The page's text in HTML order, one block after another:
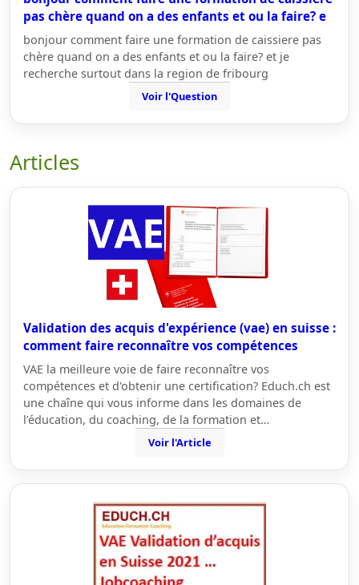
pas chère quand on a des enfants et ou la faire? e
bonjour comment faire une formation de caissiere pas
chère quand on a des enfants et ou la faire? et je
recherche surtout dans la region de fribourg
Voir l'Question
Articles
Validation des acquis d'expérience (vae) en suisse :
comment faire reconnaître vos compétences
VAE la meilleure voie de faire reconnaître vos
compétences et d'obtenir une certification? Educh.ch est
une chaîne qui vous informe dans les domaines de
l’éducation, du coaching, de la formation et…
Voir l'Article